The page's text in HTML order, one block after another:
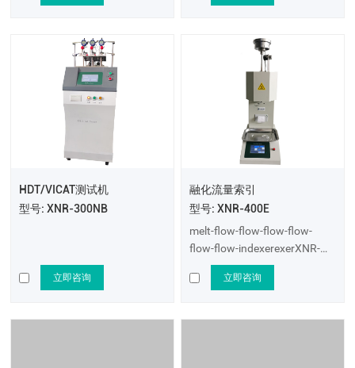
HDT/VICAT测试机
型号: XNR-300NB
立即咨询
融化流量索引
型号: XNR-400E
melt-flow-flow-flow-flow-
flow-flow-indexerexerXNR-
400E
立即咨询